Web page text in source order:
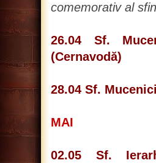
comemorativ al
26.04 Sf.
(Cernavodă)
28.04 Sf.
MAI
02.05 Sf.